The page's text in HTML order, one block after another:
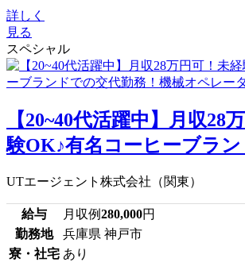
詳しく
見る
スペシャル
【20~40代活躍中】月収28
験OK♪有名コーヒーブラン
UTエージェント株式会社（関東）
給与 月収例280,000円
勤務地
兵庫県 神戸市
寮・社宅 あり